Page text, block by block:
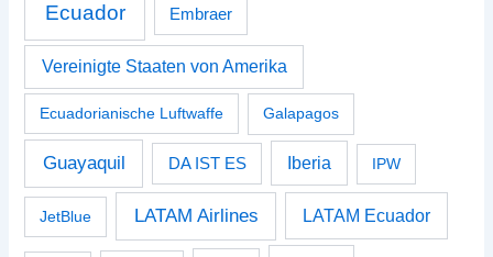
Ecuador Embraer
Vereinigte Staaten von Amerika
Ecuadorianische Luftwaffe Galapagos
Guayaquil DA IST ES Iberia IPW
JetBlue LATAM Airlines LATAM Ecuador